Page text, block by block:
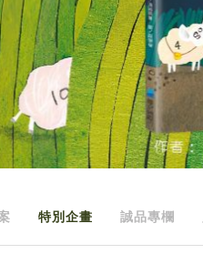
特別企畫 誠品專欄